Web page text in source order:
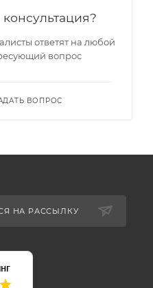
ответят на любой
вопрос
ВОПРОС
НА РАССЫЛКУ